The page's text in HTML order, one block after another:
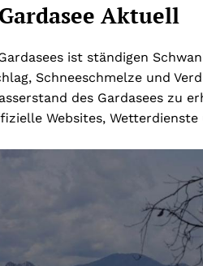
Aktuell
ist ständigen
Schneeschmelze und
des Gardasees zu
Websites, Wetterdienste